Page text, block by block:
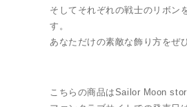
そしてそれぞれの戦士のリボン
す。
あなただけの素敵な飾り方をぜ
こちらの商品はSailor Moon